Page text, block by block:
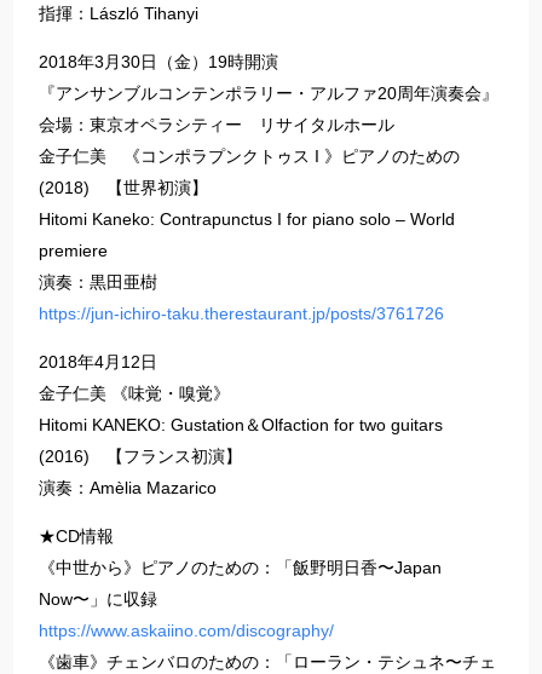
指揮：László Tihanyi
2018年3月30日（金）19時開演
『アンサンブルコンテンポラリー・アルファ20周年演奏会』
会場：東京オペラシティー リサイタルホール
金子仁美 《コンポラプンクトゥス I 》ピアノのための
(2018) 【世界初演】
Hitomi Kaneko: Contrapunctus I for piano solo – World
premiere
演奏：黒田亜樹
https://jun-ichiro-taku.therestaurant.jp/posts/3761726
2018年4月12日
金子仁美 《味覚・嗅覚》
Hitomi KANEKO: Gustation＆Olfaction for two guitars
(2016) 【フランス初演】
演奏：Amèlia Mazarico
★CD情報
《中世から》ピアノのための：「飯野明日香〜Japan
Now〜」に収録
https://www.askaiino.com/discography/
《歯車》チェンバロのための：「ローラン・テシュネ〜チェ